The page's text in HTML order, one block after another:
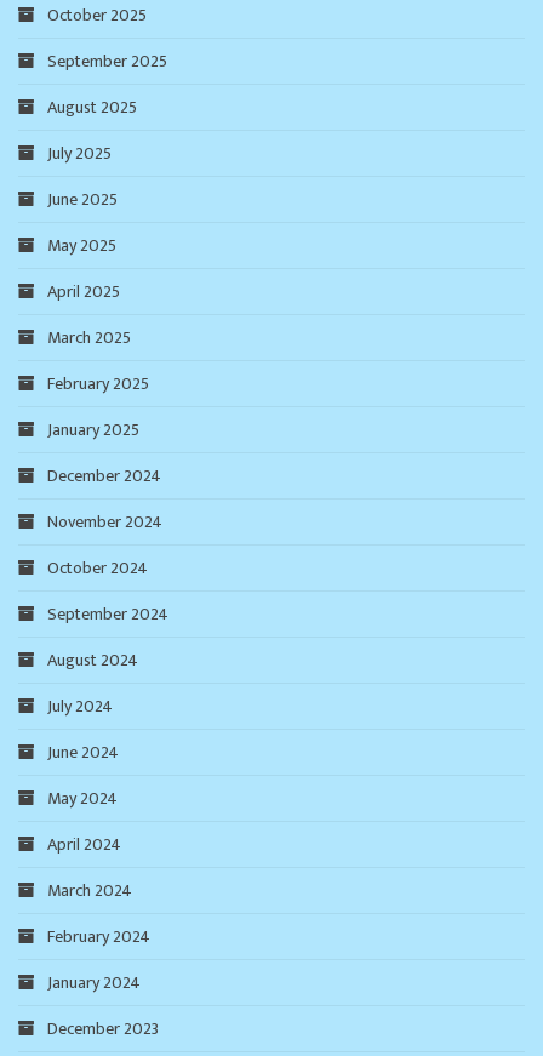
October 2025
September 2025
August 2025
July 2025
June 2025
May 2025
April 2025
March 2025
February 2025
January 2025
December 2024
November 2024
October 2024
September 2024
August 2024
July 2024
June 2024
May 2024
April 2024
March 2024
February 2024
January 2024
December 2023